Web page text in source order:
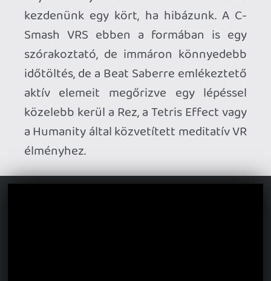
Ahhoz, hogy te is hozzászólj, be kell
jelentkezned!